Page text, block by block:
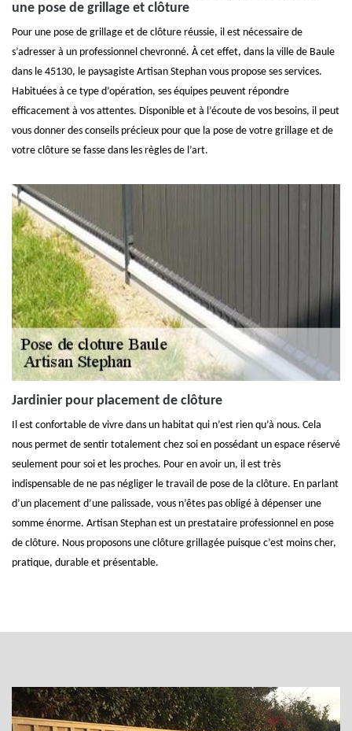
une pose de grillage et clôture
Pour une pose de grillage et de clôture réussie, il est nécessaire de
s’adresser à un professionnel chevronné. À cet effet, dans la ville de Baule
dans le 45130, le paysagiste Artisan Stephan vous propose ses services.
Habituées à ce type d’opération, ses équipes peuvent répondre
efficacement à vos attentes. Disponible et à l’écoute de vos besoins, il peut
vous donner des conseils précieux pour que la pose de votre grillage et de
votre clôture se fasse dans les règles de l’art.
Jardinier pour placement de clôture
Il est confortable de vivre dans un habitat qui n’est rien qu’à nous. Cela
nous permet de sentir totalement chez soi en possédant un espace réservé
seulement pour soi et les proches. Pour en avoir un, il est très
indispensable de ne pas négliger le travail de pose de la clôture. En parlant
d’un placement d’une palissade, vous n’êtes pas obligé à dépenser une
somme énorme. Artisan Stephan est un prestataire professionnel en pose
de clôture. Nous proposons une clôture grillagée puisque c’est moins cher,
pratique, durable et présentable.